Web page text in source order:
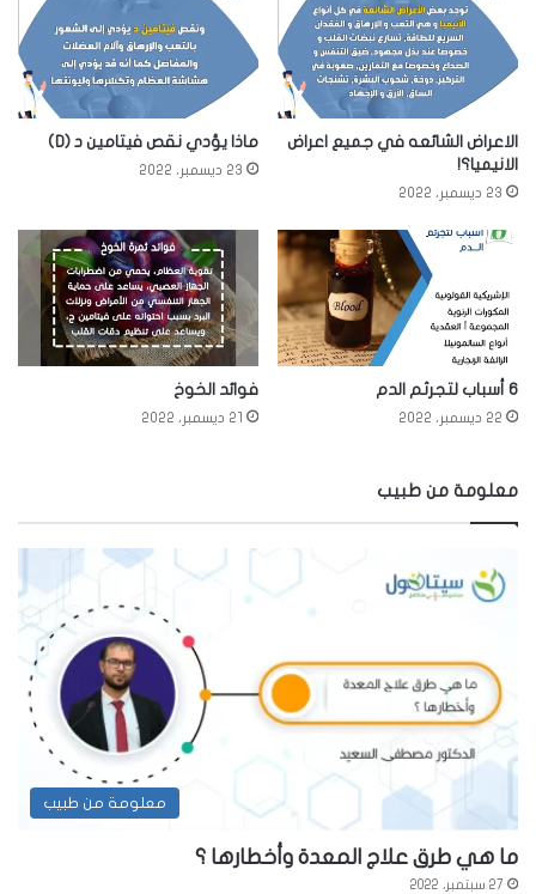
الاعراض الشائعه في جميع اعراض
الانيميا؟!
23 ديسمبر، 2022
ماذا يؤدي نقص فيتامين د (D)
23 ديسمبر، 2022
6 أسباب لتجرثم الدم
22 ديسمبر، 2022
فوائد الخوخ
21 ديسمبر، 2022
معلومة من طبيب
معلومة من طبيب
ما هي طرق علاج المعدة وأخطارها ؟
27 سبتمبر، 2022